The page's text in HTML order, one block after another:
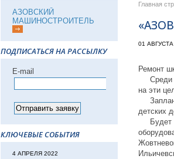
АЗОВСКИЙ
МАШИНОСТРОИТЕЛЬ
ПОДПИСАТЬСЯ НА РАССЫЛКУ
Е-mail
КЛЮЧЕВЫЕ СОБЫТИЯ
4 АПРЕЛЯ 2022
Главная
01 АВГУСТА
Ремонт
Среди
на эти
детских
Будет